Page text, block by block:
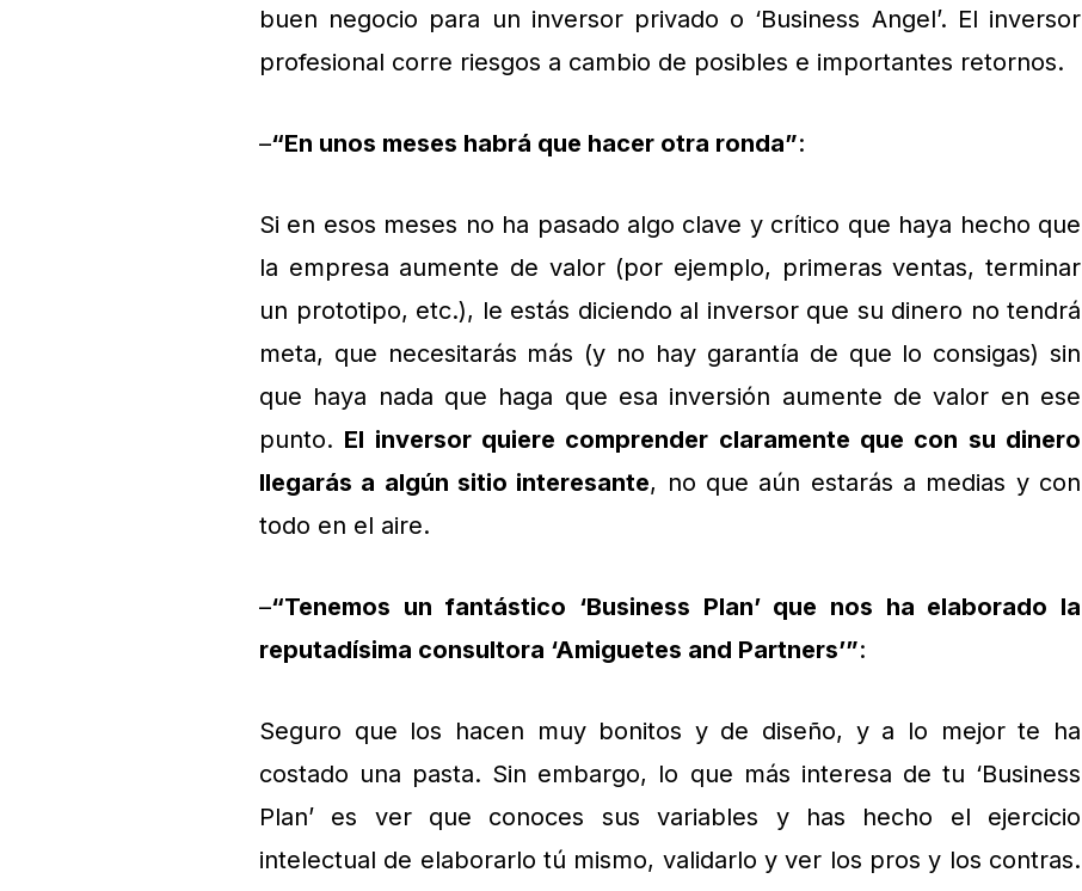
buen negocio para un inversor privado o ‘Business Angel’. El inversor
profesional corre riesgos a cambio de posibles e importantes retornos.
–“En unos meses habrá que hacer otra ronda”:
Si en esos meses no ha pasado algo clave y crítico que haya hecho que
la empresa aumente de valor (por ejemplo, primeras ventas, terminar
un prototipo, etc.), le estás diciendo al inversor que su dinero no tendrá
meta, que necesitarás más (y no hay garantía de que lo consigas) sin
que haya nada que haga que esa inversión aumente de valor en ese
punto. El inversor quiere comprender claramente que con su dinero
llegarás a algún sitio interesante, no que aún estarás a medias y con
todo en el aire.
–“Tenemos un fantástico ‘Business Plan’ que nos ha elaborado la
reputadísima consultora ‘Amiguetes and Partners’”:
Seguro que los hacen muy bonitos y de diseño, y a lo mejor te ha
costado una pasta. Sin embargo, lo que más interesa de tu ‘Business
Plan’ es ver que conoces sus variables y has hecho el ejercicio
intelectual de elaborarlo tú mismo, validarlo y ver los pros y los contras.